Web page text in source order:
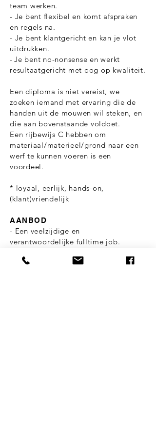
team werken.
- Je bent flexibel en komt afspraken
en regels na.
- Je bent klantgericht en kan je vlot
uitdrukken.
- Je bent no-nonsense en werkt
resultaatgericht met oog op kwaliteit.
Een diploma is niet vereist, we
zoeken iemand met ervaring die de
handen uit de mouwen wil steken, en
die aan bovenstaande voldoet.
Een rijbewijs C hebben om
materiaal/materieel/grond naar een
werf te kunnen voeren is een
voordeel.
* loyaal, eerlijk, hands-on,
(klant)vriendelijk
AANBOD
- Een veelzijdige en
verantwoordelijke fulltime job.
ervaring (verloning volgens de bouw).